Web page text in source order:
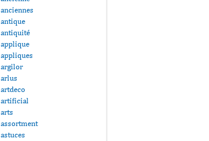
anciennes
antique
antiquité
applique
appliques
argilor
arlus
artdeco
artificial
arts
assortment
astuces